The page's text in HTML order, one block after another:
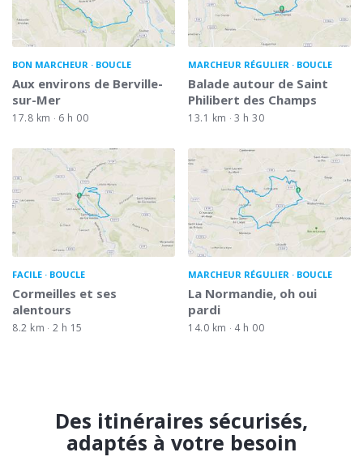
BON MARCHEUR BOUCLE
Aux environs de Berville-
sur-Mer
17.8 km 6 h 00
MARCHEUR RÉGULIER BOUCLE
Balade autour de Saint
Philibert des Champs
13.1 km 3 h 30
FACILE BOUCLE
Cormeilles et ses
alentours
8.2 km 2 h 15
MARCHEUR RÉGULIER BOUCLE
La Normandie, oh oui
pardi
14.0 km 4 h 00
Des itinéraires sécurisés,
adaptés à votre besoin